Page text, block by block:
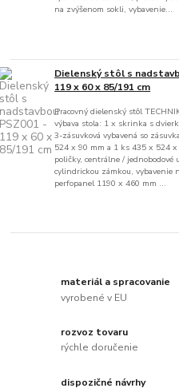
na zvýšenom sokli, vybavenie...
Dielenský stôl s
119 x 60 x 85/191 cm
Pracovný dielenský stôl
výbava stola: 1 x skrinka s
3-zásuvková vybavená so
524 x 90 mm a 1 ks 435 x 524
poličky, centrálne / jednobodové
cylindrickou zámkou, vybavenie
perfopanel 1190 x 460 mm ...
materiál a spracovanie
vyrobené v EU
rozvoz tovaru
rýchle doručenie
dispozičné návrhy